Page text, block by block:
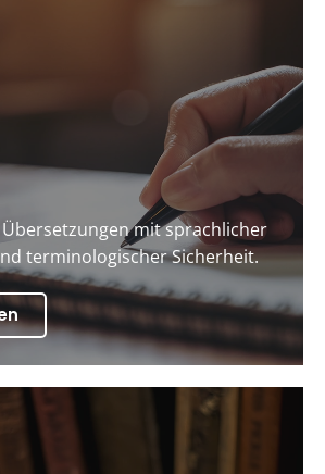
mit sprachlicher
terminologischer Sicherheit.